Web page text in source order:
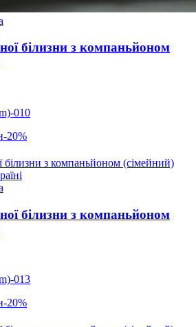
білизни з компаньйоном
010
-20%
білизни з компаньйоном
013
-20%